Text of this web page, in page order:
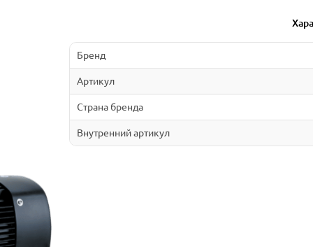
Бренд
Артикул
Страна бренда
Внутренний артикул